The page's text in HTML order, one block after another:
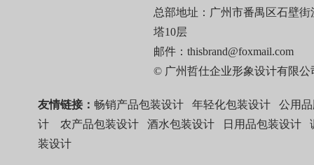
总部地址：广州市番禺区石壁
塔10层
邮件：thisbrand@foxmail.com
© 广州哲仕企业形象设计有限
友情链接： 畅销产品包装设计 年轻化包装设计
公用
计
农产品包装设计 酒水包装设计 日用品包装设计
装设计